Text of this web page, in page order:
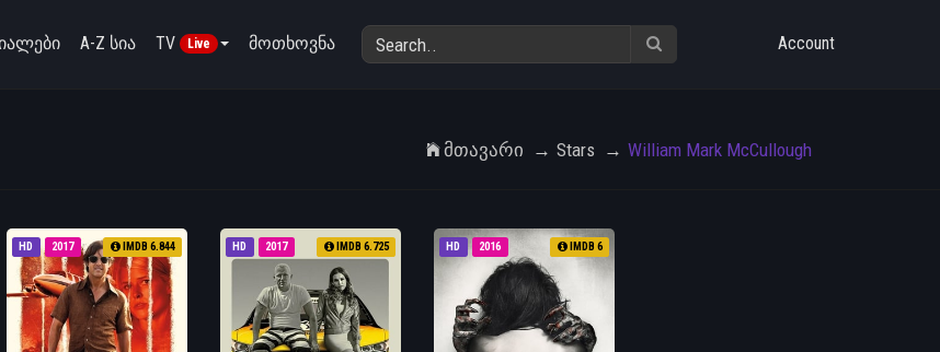
A-Z სია TV Live მოთხოვნა Account
Მთავარი Stars William Mark McCullough
HD 2017 IMDB 6.844 HD 2017 IMDB 6.725 HD 2016 IMDB 6